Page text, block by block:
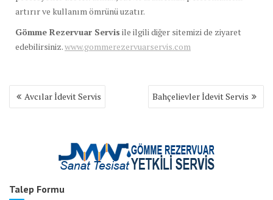
artırır ve kullanım ömrünü uzatır.
Gömme Rezervuar Servis ile ilgili diğer sitemizi de ziyaret
edebilirsiniz.www.gommerezervuarservis.com
Yazı
gezinmesi
Avcılar İdevit Servis Bahçelievler İdevit Servis
Talep Formu